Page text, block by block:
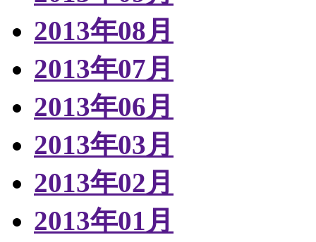
2013年08月
2013年07月
2013年06月
2013年03月
2013年02月
2013年01月